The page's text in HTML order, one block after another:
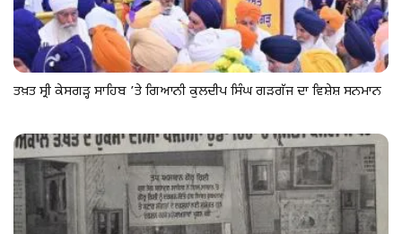
ਤਖ਼ਤ ਸ੍ਰੀ ਕੇਸਗੜ੍ਹ ਸਾਹਿਬ ’ਤੇ ਗਿਆਨੀ ਕੁਲਦੀਪ ਸਿੰਘ ਗੜਗੱਜ ਦਾ ਵਿਸ਼ੇਸ਼ ਸਨਮਾਨ